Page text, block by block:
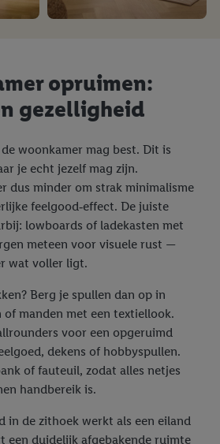
opruimen:
gezelligheid
woonkamer mag best. Dit is
je echt jezelf mag zijn.
dus minder om strak minimalisme
feelgood‑effect. De juiste
lowboards of ladekasten met
meteen voor visuele rust —
wat voller ligt.
Berg je spullen dan op in
manden met een textiellook.
voor een opgeruimd
dekens of hobbyspullen.
of fauteuil, zodat alles netjes
handbereik is.
in de zithoek werkt als een eiland
een duidelijk afgebakende ruimte